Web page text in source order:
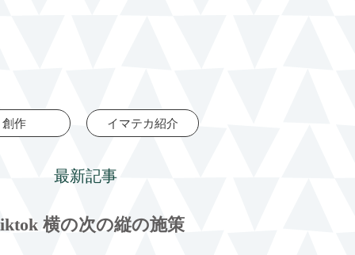
創作 イマテカ紹介
最新記事
横の次の縦の施策